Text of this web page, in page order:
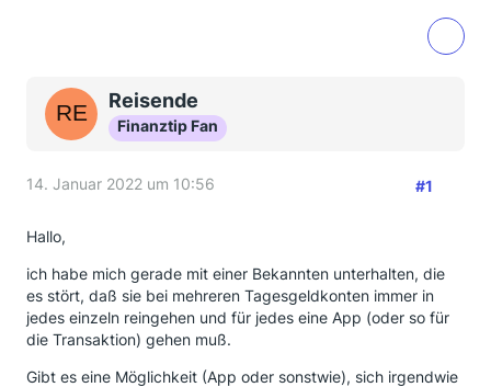
Reisende
Finanztip Fan
14. Januar 2022 um 10:56 #1
Hallo,
ich habe mich gerade mit einer Bekannten unterhalten, die
es stört, daß sie bei mehreren Tagesgeldkonten immer in
jedes einzeln reingehen und für jedes eine App (oder so für
die Transaktion) gehen muß.
Gibt es eine Möglichkeit (App oder sonstwie), sich irgendwie